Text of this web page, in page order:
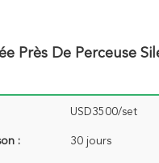
Près De Perceuse
USD3500/set
: 30 jours